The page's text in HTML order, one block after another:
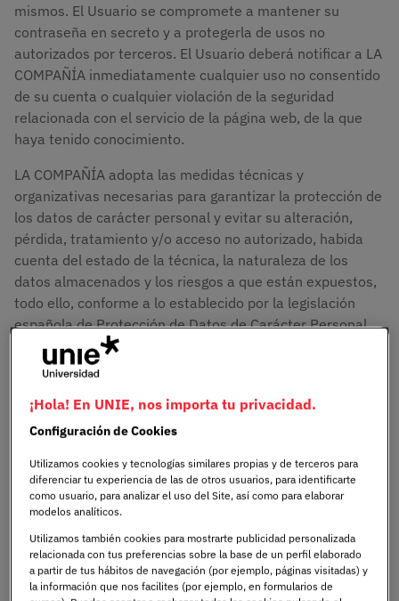
mismos. El Usuario se compromete a mantener su
contraseña en secreto y a protegerla de usos no
autorizados por terceros. El Usuario deberá notificar a LA
COMPAÑÍA inmediatamente cualquier uso no consentido
de su cuenta o cualquier violación de la seguridad
relacionada con el servicio de la página web, de la que
haya tenido conocimiento.
LA COMPAÑÍA adopta las medidas técnicas y
organizativas necesarias para garantizar la protección de
los datos de carácter personal y evitar su alteración,
pérdida, tratamiento y/o acceso no autorizado, habida
cuenta del estado de la técnica, la naturaleza de los
datos almacenados y los riesgos a que están expuestos,
todo ello, conforme a lo establecido por la legislación
española de Protección de Datos de Carácter Personal.
LA COMPAÑÍA no se hace responsable frente a los
Usuarios, por la revelación de sus datos personales a
terceros que no sea debida a causas directamente
imputables a LA COMPAÑÍA, ni por el uso que de tales
4) Uso correcto de la página web
El Usuario se compromete a utilizar la página web, los
contenidos y servicios de conformidad con la Ley, las
presentes Condiciones de Uso, las buenas costumbres y
el orden público. Del mismo modo el Usuario se obliga a
¡Hola! En UNIE, nos importa tu privacidad.
Configuración de Cookies
Utilizamos cookies y tecnologías similares propias y de terceros para
diferenciar tu experiencia de las de otros usuarios, para identificarte
como usuario, para analizar el uso del Site, así como para elaborar
modelos analíticos.
Utilizamos también cookies para mostrarte publicidad personalizada
relacionada con tus preferencias sobre la base de un perfil elaborado
a partir de tus hábitos de navegación (por ejemplo, páginas visitadas) y
la información que nos facilites (por ejemplo, en formularios de